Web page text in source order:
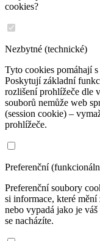
cookies?
Nezbytné (technické)
Tyto cookies pomáhají
Poskytují základní
rozlišení prohlížeče dle
souborů nemůže web
(session cookie) –
prohlížeče.
Preferenční
Preferenční soubory
si informace, které
nebo vypadá jako je
se nacházíte.